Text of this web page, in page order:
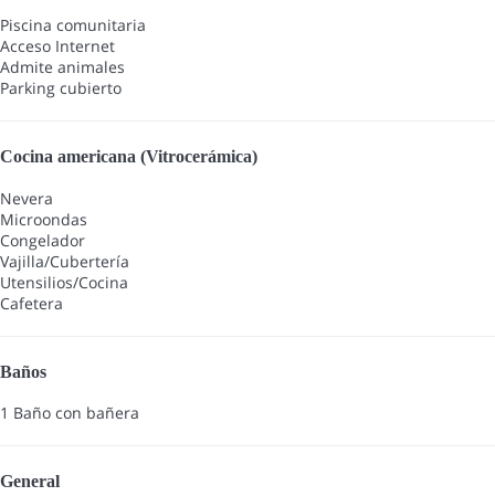
Piscina comunitaria
Acceso Internet
Admite animales
Parking cubierto
Cocina americana (Vitrocerámica)
Nevera
Microondas
Congelador
Vajilla/Cubertería
Utensilios/Cocina
Cafetera
Baños
1 Baño con bañera
General